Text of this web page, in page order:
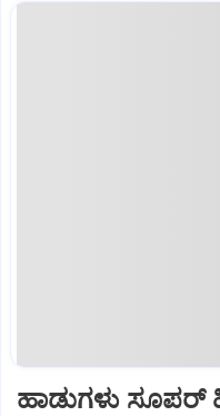
ಹಾಡುಗಳು ಸೂಪರ್‌